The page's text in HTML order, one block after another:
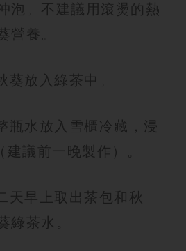
泡。不建議用滾燙的熱
營養。
放入綠茶中。
瓶水放入雪櫃冷藏，浸
議前一晚製作）。
天早上取出茶包和秋
綠茶水。